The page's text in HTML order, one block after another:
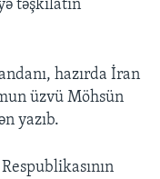
təşkilatın
hazırda İran
üzvü Möhsün
yazıb.